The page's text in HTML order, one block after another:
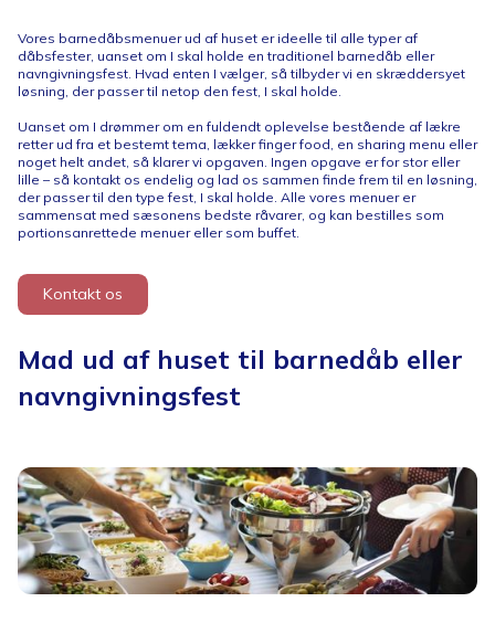
Vores barnedåbsmenuer ud af huset er ideelle til alle typer af
dåbsfester, uanset om I skal holde en traditionel barnedåb eller
navngivningsfest. Hvad enten I vælger, så tilbyder vi en skræddersyet
løsning, der passer til netop den fest, I skal holde.
Uanset om I drømmer om en fuldendt oplevelse bestående af lækre
retter ud fra et bestemt tema, lækker finger food, en sharing menu eller
noget helt andet, så klarer vi opgaven. Ingen opgave er for stor eller
lille – så kontakt os endelig og lad os sammen finde frem til en løsning,
der passer til den type fest, I skal holde. Alle vores menuer er
sammensat med sæsonens bedste råvarer, og kan bestilles som
portionsanrettede menuer eller som buffet.
Kontakt os
Mad ud af huset til barnedåb eller
navngivningsfest